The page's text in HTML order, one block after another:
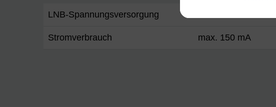
LNB-Spannungsversorgung
Stromverbrauch max. 150 mA